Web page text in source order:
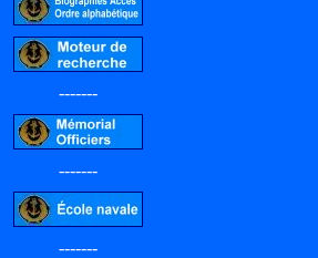
-------
-------
-------